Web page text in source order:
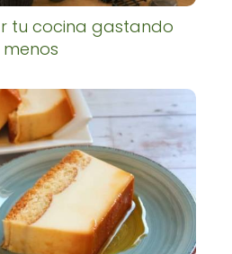
tu cocina gastando
menos